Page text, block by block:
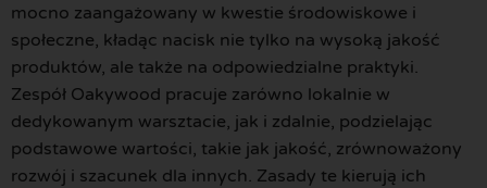
mocno zaangażowany w kwestie środowiskowe i
społeczne, kładąc nacisk nie tylko na wysoką jakość
produktów, ale także na odpowiedzialne praktyki.
Zespół Oakywood pracuje zarówno lokalnie w
dedykowanym warsztacie, jak i zdalnie, podzielając
podstawowe wartości, takie jak jakość, zrównoważony
rozwój i szacunek dla innych. Zasady te kierują ich